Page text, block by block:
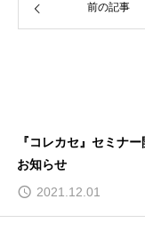
前の記事
『コレカセ』セミナ
お知らせ
2021.12.01